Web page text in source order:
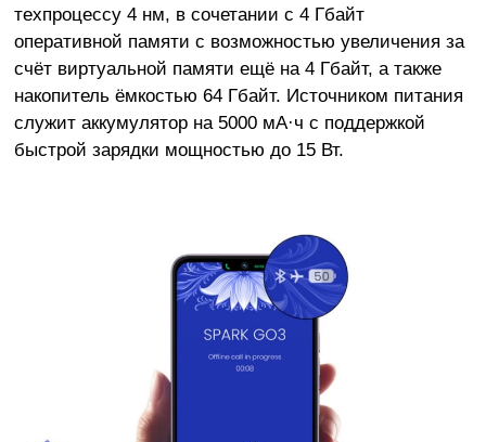
техпроцессу 4 нм, в сочетании с 4 Гбайт
оперативной памяти с возможностью увеличения за
счёт виртуальной памяти ещё на 4 Гбайт, а также
накопитель ёмкостью 64 Гбайт. Источником питания
служит аккумулятор на 5000 мА·ч с поддержкой
быстрой зарядки мощностью до 15 Вт.